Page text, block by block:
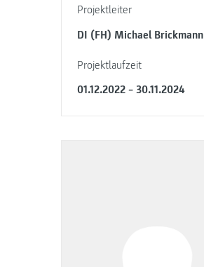
Projektleiter
DI (FH) Michael Brickmann
Projektlaufzeit
01.12.2022 – 30.11.2024